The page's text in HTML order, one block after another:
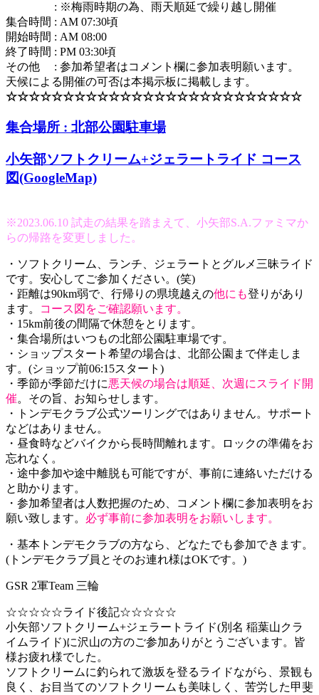
: ※梅雨時期の為、雨天順延で繰り越し開催
集合時間 : AM 07:30頃
開始時間 : AM 08:00
終了時間 : PM 03:30頃
その他 : 参加希望者はコメント欄に参加表明願います。
天候による開催の可否は本掲示板に掲載します。
☆☆☆☆☆☆☆☆☆☆☆☆☆☆☆☆☆☆☆☆☆☆☆☆☆☆
集合場所 : 北部公園駐車場
小矢部ソフトクリーム+ジェラートライド コース
図(GoogleMap)
※2023.06.10 試走の結果を踏まえて、小矢部S.A.ファミマか
らの帰路を変更しました。
・ソフトクリーム、ランチ、ジェラートとグルメ三昧ライド
です。安心してご参加ください。(笑)
・距離は90km弱で、行帰りの県境越えの他にも登りがあり
ます。
コース図をご確認願います。
・15km前後の間隔で休憩をとります。
・集合場所はいつもの北部公園駐車場です。
・ショップスタート希望の場合は、北部公園まで伴走しま
す。(ショップ前06:15スタート)
・季節が季節だけに悪天候の場合は順延、次週にスライド開
催。その旨、お知らせします。
・トンデモクラブ公式ツーリングではありません。サポート
などはありません。
・昼食時などバイクから長時間離れます。ロックの準備をお
忘れなく。
・途中参加や途中離脱も可能ですが、事前に連絡いただける
と助かります。
・参加希望者は人数把握のため、コメント欄に参加表明をお
願い致します。 必ず事前に参加表明をお願いします。
・基本トンデモクラブの方なら、どなたでも参加できます。
(トンデモクラブ員とそのお連れ様はOKです。)
GSR 2軍Team 三輪
☆☆☆☆☆ライド後記☆☆☆☆☆
小矢部ソフトクリーム+ジェラートライド(別名 稲葉山クラ
イムライド)に沢山の方のご参加ありがとうございます。皆
様お疲れ様でした。
ソフトクリームに釣られて激坂を登るライドながら、景観も
良く、お目当てのソフトクリームも美味しく、苦労した甲斐